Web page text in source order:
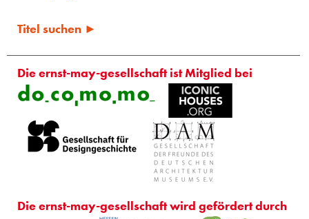
Titel suchen ►
Die ernst-may-gesellschaft ist Mitglied bei
Die ernst-may-gesellschaft wird gefördert durch